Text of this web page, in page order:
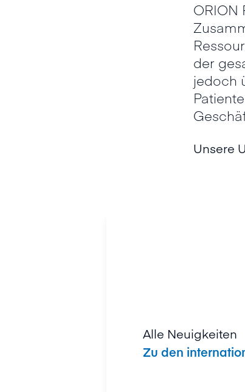
ORION
der
jedoch
Unsere
Alle Neuigkeiten
Zu den